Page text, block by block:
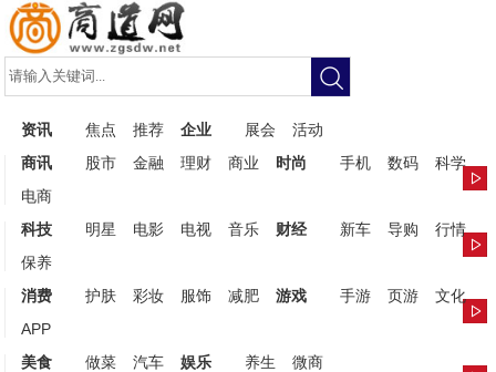
资讯 焦点 推荐 企业 展会
活动
商讯
股市 金融 理财 商业 时尚 手机 数码
科学
电商
科技
明星 电影 电视 音乐 财经 新车 导购
行情
保养
消费
护肤 彩妆 服饰 减肥 游戏 手游 页游
文化
APP
美食
做菜 汽车 娱乐 养生 微商